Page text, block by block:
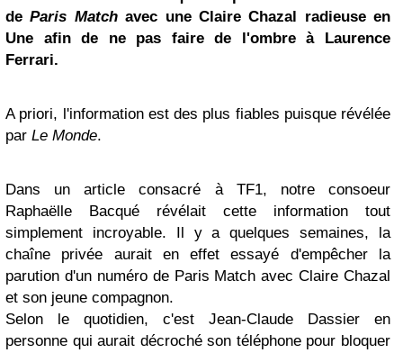
deParis Matchavec une Claire Chazal radieuse en
Une afin de ne pas faire de l'ombre à Laurence
Ferrari.
A priori, l'information est des plus fiables puisque révélée
par Le Monde.
Dans un article consacré à TF1, notre consoeur
Raphaëlle Bacqué révélait cette information tout
simplement incroyable. Il y a quelques semaines, la
chaîne privée aurait en effet essayé d'empêcher la
parution d'un numéro de Paris Match avec Claire Chazal
et son jeune compagnon.
Selon le quotidien, c'est Jean-Claude Dassier en
personne qui aurait décroché son téléphone pour bloquer